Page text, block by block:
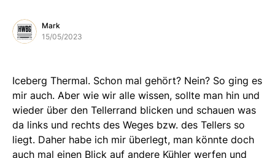
Mark
15/05/2023
Iceberg Thermal. Schon mal gehört? Nein? So ging es
mir auch. Aber wie wir alle wissen, sollte man hin und
wieder über den Tellerrand blicken und schauen was
da links und rechts des Weges bzw. des Tellers so
liegt. Daher habe ich mir überlegt, man könnte doch
auch mal einen Blick auf andere Kühler werfen und